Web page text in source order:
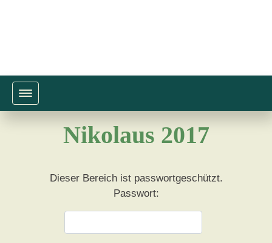
Toggle navigation
Nikolaus 2017
Dieser Bereich ist passwortgeschützt.
Passwort: